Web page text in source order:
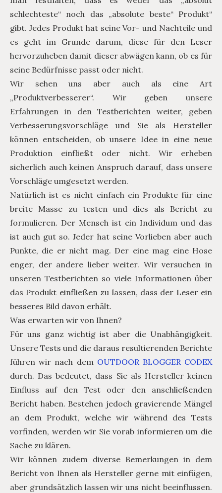
schlechteste“ noch das „absolute beste“ Produkt“
gibt. Jedes Produkt hat seine Vor- und Nachteile und
es geht im Grunde darum, diese für den Leser
hervorzuheben damit dieser abwägen kann, ob es für
seine Bedürfnisse passt oder nicht.
Wir sehen uns aber auch als eine Art
„Produktverbesserer“. Wir geben unsere
Erfahrungen in den Testberichten weiter, geben
Verbesserungsvorschläge und Sie als Hersteller
können entscheiden, ob unsere Idee in eine neue
Produktion einfließt oder nicht. Wir erheben
sicherlich auch keinen Anspruch darauf, dass unsere
Vorschläge umgesetzt werden.
Natürlich ist es nicht einfach ein Produkte für eine
breite Masse zu testen und dies als Bericht zu
formulieren. Der Mensch ist ein Individum und das
ist auch gut so. Jeder hat seine Vorlieben aber auch
Punkte, die er nicht mag. Der eine mag eine Hose
enger, der andere lieber weiter. Wir versuchen in
unseren Testberichten so viele Informationen über
das Produkt einfließen zu lassen, dass der Leser ein
besseres Bild davon erhält.
Was erwarten wir von Ihnen?
Für uns ganz wichtig ist aber die Unabhängigkeit.
Unsere Tests und die daraus resultierenden Berichte
führen wir nach dem OUTDOOR BLOGGER CODEX
durch. Das bedeutet, dass Sie als Hersteller keinen
Einfluss auf den Test oder den anschließenden
Bericht haben. Bestehen jedoch gravierende Mängel
an dem Produkt, welche wir während des Tests
vorfinden, werden wir Sie vorab informieren um die
Sache zu klären.
Wir können zudem diverse Bemerkungen in dem
Bericht von Ihnen als Hersteller gerne mit einfügen,
aber grundsätzlich lassen wir uns nicht beeinflussen.